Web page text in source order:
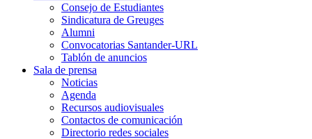
Consejo de Estudiantes
Sindicatura de Greuges
Alumni
Convocatorias Santander-URL
Tablón de anuncios
Sala de prensa
Noticias
Agenda
Recursos audiovisuales
Contactos de comunicación
Directorio redes sociales